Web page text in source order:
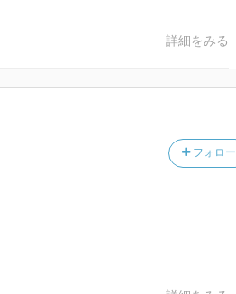
詳細をみる
フォロー